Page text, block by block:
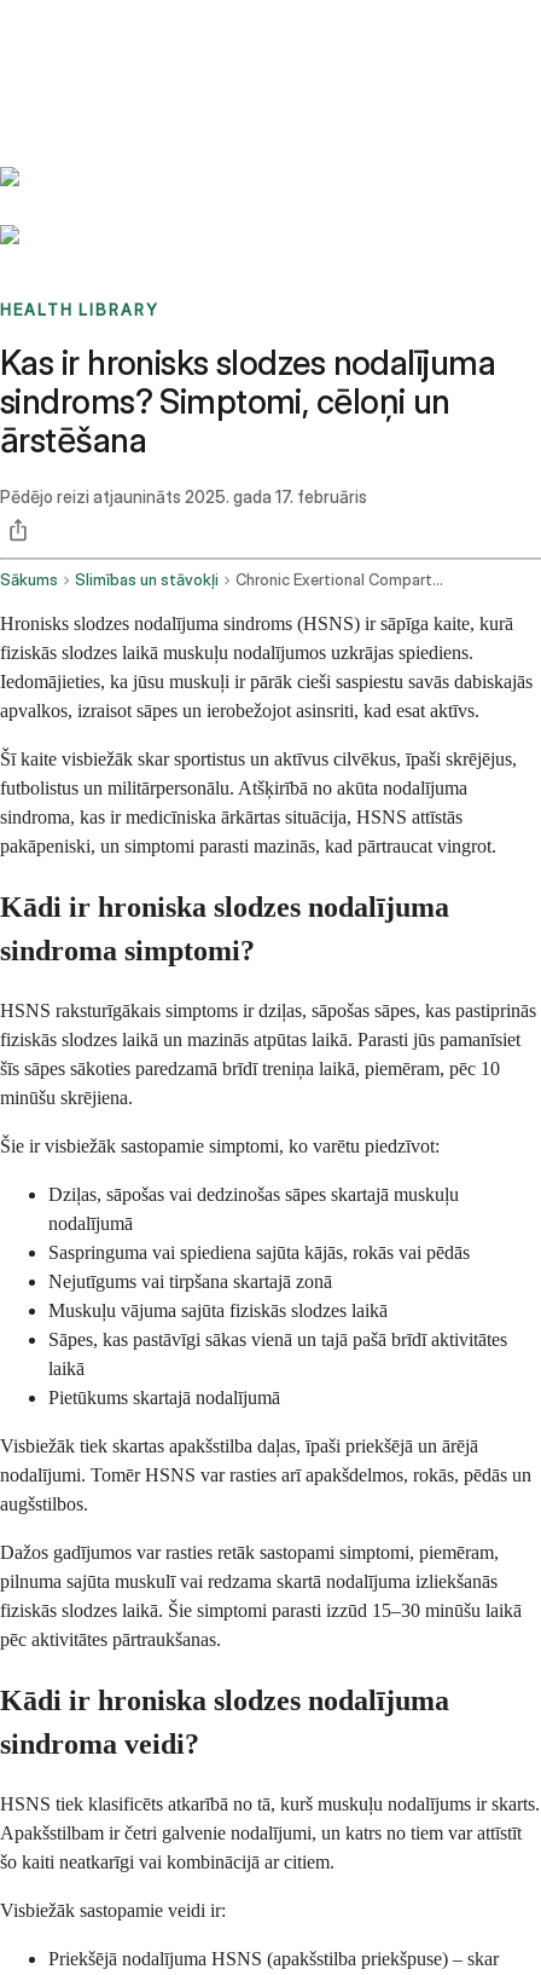
HEALTH LIBRARY
Kas ir hronisks slodzes nodalījuma
sindroms? Simptomi, cēloņi un
ārstēšana
Pēdējo reizi atjaunināts 2025. gada 17. februāris
Sākums Slimības un stāvokļi Chronic Exertional Compartment Syndrome
Hronisks slodzes nodalījuma sindroms (HSNS) ir sāpīga kaite, kurā
fiziskās slodzes laikā muskuļu nodalījumos uzkrājas spiediens.
Iedomājieties, ka jūsu muskuļi ir pārāk cieši saspiestu savās dabiskajās
apvalkos, izraisot sāpes un ierobežojot asinsriti, kad esat aktīvs.
Šī kaite visbiežāk skar sportistus un aktīvus cilvēkus, īpaši skrējējus,
futbolistus un militārpersonālu. Atšķirībā no akūta nodalījuma
sindroma, kas ir medicīniska ārkārtas situācija, HSNS attīstās
pakāpeniski, un simptomi parasti mazinās, kad pārtraucat vingrot.
Kādi ir hroniska slodzes nodalījuma
sindroma simptomi?
HSNS raksturīgākais simptoms ir dziļas, sāpošas sāpes, kas pastiprinās
fiziskās slodzes laikā un mazinās atpūtas laikā. Parasti jūs pamanīsiet
šīs sāpes sākoties paredzamā brīdī treniņa laikā, piemēram, pēc 10
minūšu skrējiena.
Šie ir visbiežāk sastopamie simptomi, ko varētu piedzīvot:
Dziļas, sāpošas vai dedzinošas sāpes skartajā muskuļu
nodalījumā
Saspringuma vai spiediena sajūta kājās, rokās vai pēdās
Nejutīgums vai tirpšana skartajā zonā
Muskuļu vājuma sajūta fiziskās slodzes laikā
Sāpes, kas pastāvīgi sākas vienā un tajā pašā brīdī aktivitātes
laikā
Pietūkums skartajā nodalījumā
Visbiežāk tiek skartas apakšstilba daļas, īpaši priekšējā un ārējā
nodalījumi. Tomēr HSNS var rasties arī apakšdelmos, rokās, pēdās un
augšstilbos.
Dažos gadījumos var rasties retāk sastopami simptomi, piemēram,
pilnuma sajūta muskulī vai redzama skartā nodalījuma izliekšanās
fiziskās slodzes laikā. Šie simptomi parasti izzūd 15–30 minūšu laikā
pēc aktivitātes pārtraukšanas.
Kādi ir hroniska slodzes nodalījuma
sindroma veidi?
HSNS tiek klasificēts atkarībā no tā, kurš muskuļu nodalījums ir skarts.
Apakšstilbam ir četri galvenie nodalījumi, un katrs no tiem var attīstīt
šo kaiti neatkarīgi vai kombinācijā ar citiem.
Visbiežāk sastopamie veidi ir:
Priekšējā nodalījuma HSNS (apakšstilba priekšpuse) – skar